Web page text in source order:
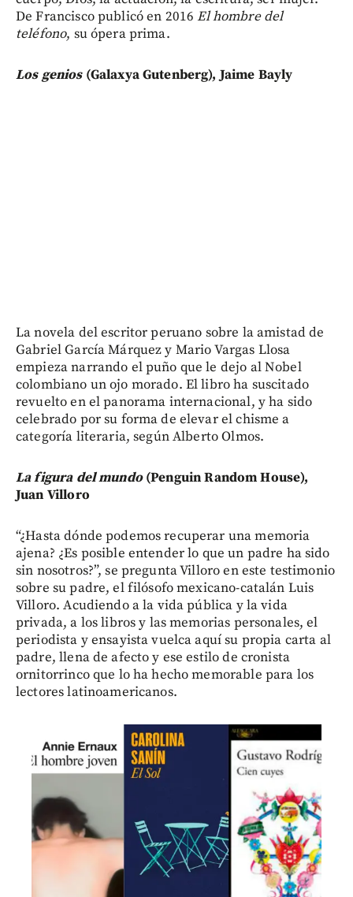
De Francisco publicó en 2016El hombre del
teléfono, su ópera prima.
Los genios(Galaxya Gutenberg), Jaime Bayly
La novela del escritor peruano sobre la amistad de
Gabriel García Márquez y Mario Vargas Llosa
empieza narrando el puño que le dejo al Nobel
colombiano un ojo morado. El libro ha suscitado
revuelto en el panorama internacional, y ha sido
celebrado por su forma de elevar el chisme a
categoría literaria, según Alberto Olmos.
La figura del mundo(Penguin Random House),
Juan Villoro
“¿Hasta dónde podemos recuperar una memoria
ajena? ¿Es posible entender lo que un padre ha sido
sin nosotros?”, se pregunta Villoro en este testimonio
sobre su padre, el filósofo mexicano-catalán Luis
Villoro. Acudiendo a la vida pública y la vida
privada, a los libros y las memorias personales, el
periodista y ensayista vuelca aquí su propia carta al
padre, llena de afecto y ese estilo de cronista
ornitorrinco que lo ha hecho memorable para los
lectores latinoamericanos.